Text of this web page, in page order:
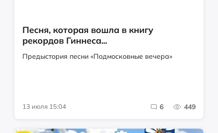
Песня, которая вошла в книгу
рекордов Гиннеса...
Предыстория песни «Подмосковные вечера»
13 июля 15:04 6 449